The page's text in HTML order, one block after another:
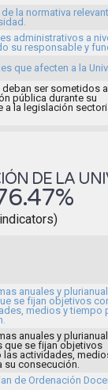
la normativa
administrativos a
su responsable y
que afecten a la
ser sometidos
pública durante su
a la legislación
DE LA
anuales y
se fijan objetivos
medios y tiempo
anuales y
que se fijan objetivos
actividades,
consecución.
de Ordenación